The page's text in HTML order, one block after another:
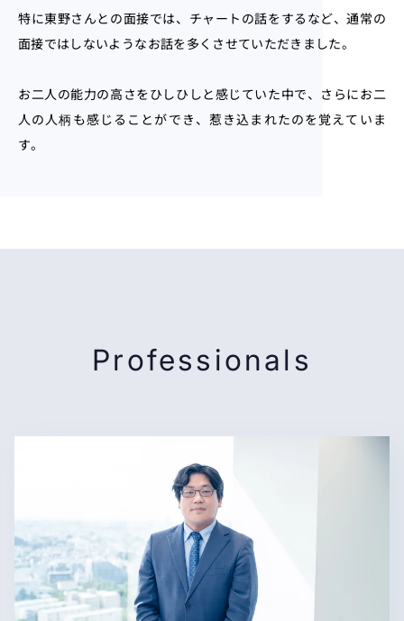
特に東野さんとの面接では、チャートの話をするなど、通常の
面接ではしないようなお話を多くさせていただきました。
お二人の能力の高さをひしひしと感じていた中で、さらにお二
人の人柄も感じることができ、惹き込まれたのを覚えていま
す。
Professionals